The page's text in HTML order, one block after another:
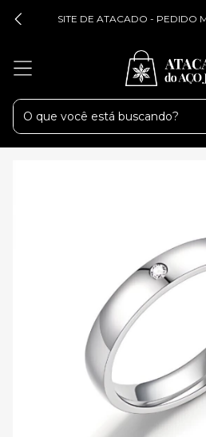
SITE DE ATACADO - PEDIDO